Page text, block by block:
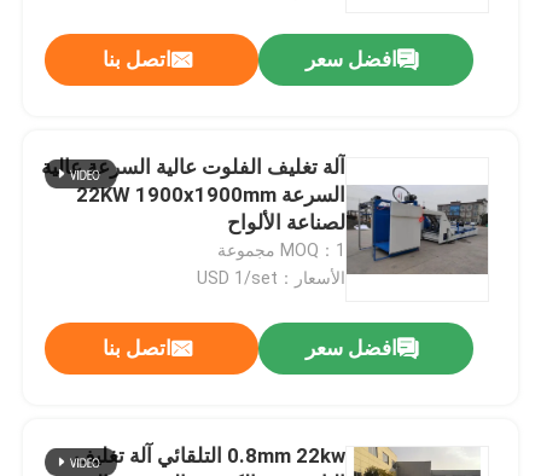
آلة تصفيح الفلوت
آلة مكدس السيارات
آلة تغليف الكرتون
آلة تركيب الورق
آلة الترقق ورقة إلى ورقة
افضل سعر اتصل بنا
آلة تغليف الفلوت عالية السرعة عالية
السرعة 22KW 1900x1900mm
لصناعة الألواح
MOQ：1 مجموعة
الأسعار：USD 1/set
افضل سعر اتصل بنا
0.8mm 22kw التلقائي آلة تغليف